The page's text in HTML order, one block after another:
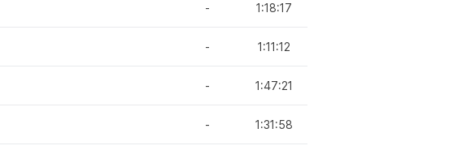
- 1:18:17
- 1:11:12
- 1:47:21
- 1:31:58